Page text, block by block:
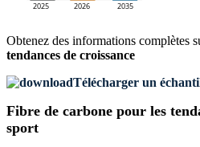
Obtenez des informations complètes
tendances de croissance
Télécharger un
Fibre de carbone pour les
sport